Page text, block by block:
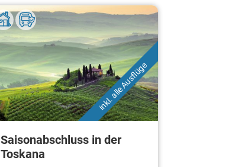
inkl. alle Ausflüge
Saisonabschluss in der
Toskana